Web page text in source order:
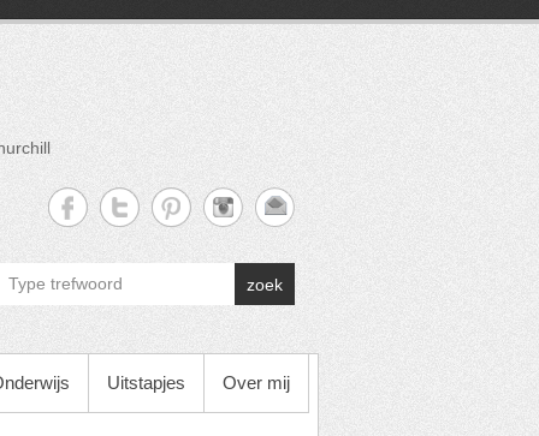
zoek
Uitstapjes Over mij